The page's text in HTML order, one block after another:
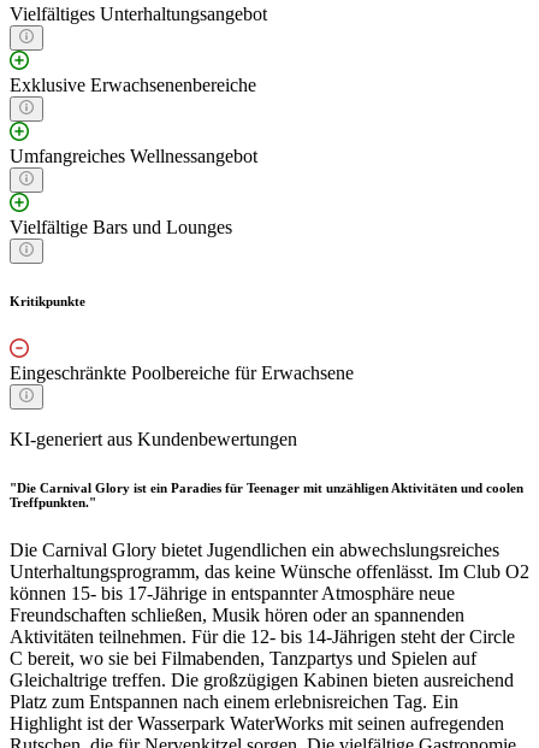
Vielfältiges Unterhaltungsangebot
Exklusive Erwachsenenbereiche
Umfangreiches Wellnessangebot
Vielfältige Bars und Lounges
Kritikpunkte
Eingeschränkte Poolbereiche für Erwachsene
KI-generiert aus Kundenbewertungen
"Die Carnival Glory ist ein Paradies für Teenager mit unzähligen Aktivitäten und coolen
Treffpunkten."
Die Carnival Glory bietet Jugendlichen ein abwechslungsreiches
Unterhaltungsprogramm, das keine Wünsche offenlässt. Im Club O2
können 15- bis 17-Jährige in entspannter Atmosphäre neue
Freundschaften schließen, Musik hören oder an spannenden
Aktivitäten teilnehmen. Für die 12- bis 14-Jährigen steht der Circle
C bereit, wo sie bei Filmabenden, Tanzpartys und Spielen auf
Gleichaltrige treffen. Die großzügigen Kabinen bieten ausreichend
Platz zum Entspannen nach einem erlebnisreichen Tag. Ein
Highlight ist der Wasserpark WaterWorks mit seinen aufregenden